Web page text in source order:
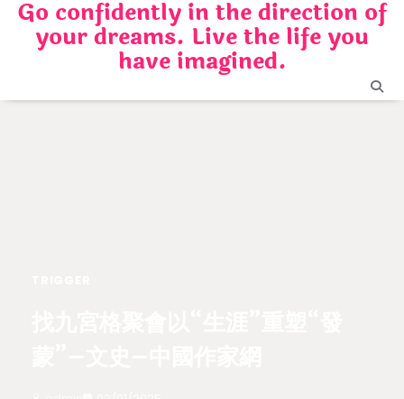
Skip
content
Go confidently in the direction of
your dreams. Live the life you
have imagined.